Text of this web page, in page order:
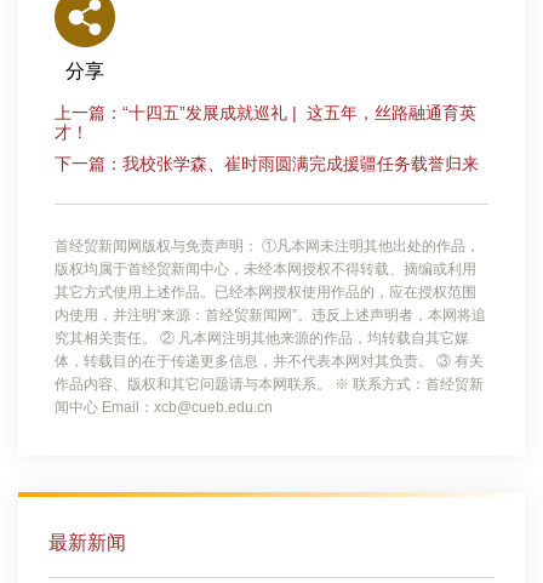
分享
上一篇：“十四五”发展成就巡礼 | 这五年，丝路融通育英
才！
下一篇：我校张学森、崔时雨圆满完成援疆任务载誉归来
首经贸新闻网版权与免责声明： ①凡本网未注明其他出处的作品，
版权均属于首经贸新闻中心，未经本网授权不得转载、摘编或利用
其它方式使用上述作品。已经本网授权使用作品的，应在授权范围
内使用，并注明“来源：首经贸新闻网”。违反上述声明者，本网将追
究其相关责任。 ② 凡本网注明其他来源的作品，均转载自其它媒
体，转载目的在于传递更多信息，并不代表本网对其负责。 ③ 有关
作品内容、版权和其它问题请与本网联系。 ※ 联系方式：首经贸新
闻中心 Email：xcb@cueb.edu.cn
最新新闻